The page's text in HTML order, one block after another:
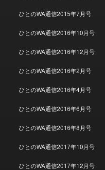
ひとのWA通信2015年7月号
ひとのWA通信2016年10月号
ひとのWA通信2016年12月号
ひとのWA通信2016年2月号
ひとのWA通信2016年4月号
ひとのWA通信2016年6月号
ひとのWA通信2016年8月号
ひとのWA通信2017年10月号
ひとのWA通信2017年12月号